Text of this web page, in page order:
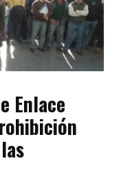
Enlace